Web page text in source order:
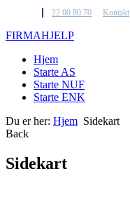
22 00 80 70 Kontakt
FIRMAHJELP
Hjem
Starte AS
Starte NUF
Starte ENK
Du er her: Hjem Sidekart
Back
Sidekart